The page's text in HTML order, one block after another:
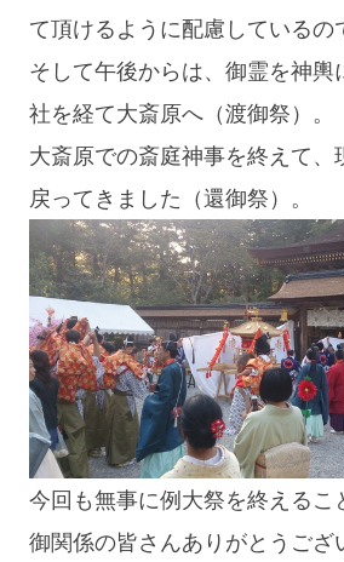
て頂けるように配慮しているの
そして午後からは、御霊を神輿
社を経て大斎原へ（渡御祭）。
大斎原での斎庭神事を終えて、
戻ってきました（還御祭）。
今回も無事に例大祭を終えるこ
御関係の皆さんありがとうござ